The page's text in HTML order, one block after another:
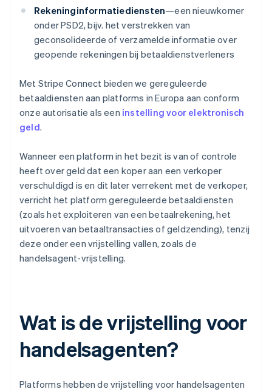
Rekeninginformatiediensten—een nieuwkomer
onder PSD2, bijv. het verstrekken van
geconsolideerde of verzamelde informatie over
geopende rekeningen bij betaaldienstverleners
Met Stripe Connect bieden we gereguleerde
betaaldiensten aan platforms in Europa aan conform
onze autorisatie als een instelling voor elektronisch
geld.
Wanneer een platform in het bezit is van of controle
heeft over geld dat een koper aan een verkoper
verschuldigd is en dit later verrekent met de verkoper,
verricht het platform gereguleerde betaaldiensten
(zoals het exploiteren van een betaalrekening, het
uitvoeren van betaaltransacties of geldzending), tenzij
deze onder een vrijstelling vallen, zoals de
handelsagent-vrijstelling.
Wat is de vrijstelling voor
handelsagenten?
Platforms hebben de vrijstelling voor handelsagenten